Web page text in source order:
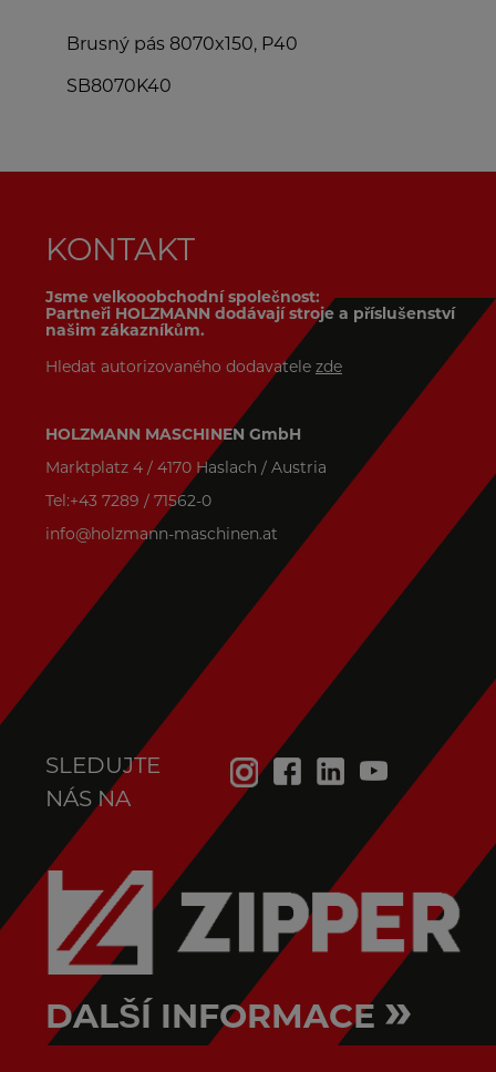
Brusný pás 8070x150, P40
SB8070K40
KONTAKT
Jsme velkooobchodní společnost:
Partneři HOLZMANN dodávají stroje a příslušenství
našim zákazníkům.
Hledat autorizovaného dodavatele zde
HOLZMANN MASCHINEN GmbH
Marktplatz 4 / 4170 Haslach / Austria
Tel:+43 7289 / 71562-0
info@holzmann-maschinen.at
SLEDUJTE
NÁS NA
DALŠÍ INFORMACE »